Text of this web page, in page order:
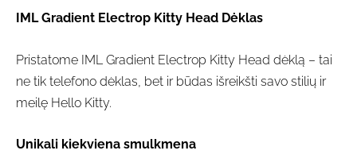
IML Gradient Electrop Kitty Head Dėklas
Pristatome IML Gradient Electrop Kitty Head dėklą – tai
ne tik telefono dėklas, bet ir būdas išreikšti savo stilių ir
meilę Hello Kitty.
Unikali kiekviena smulkmena